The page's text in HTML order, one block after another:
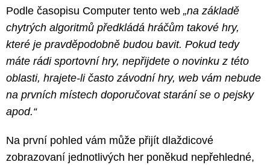
Podle časopisu Computer tento web „na základě
chytrých algoritmů předkládá hráčům takové hry,
které je pravděpodobně budou bavit. Pokud tedy
máte rádi sportovní hry, nepřijdete o novinku z této
oblasti, hrajete-li často závodní hry, web vám nebude
na prvních místech doporučovat starání se o pejsky
apod.“
Na první pohled vám může přijít dlaždicové
zobrazovaní jednotlivých her poněkud nepřehledné,